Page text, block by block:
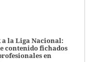
a la Liga Nacional:
contenido fichados
en